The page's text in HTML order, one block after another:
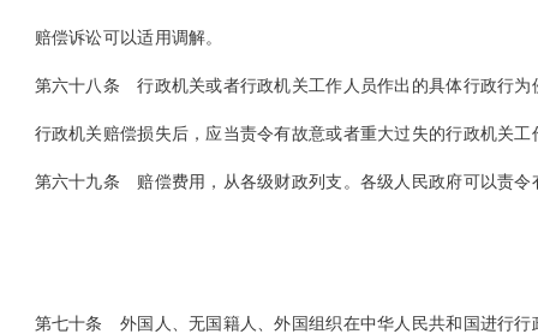
赔偿诉讼可以适用调解。
第六十八条行政机关或者行政机关工作人员作出的具体行政行
行政机关赔偿损失后，应当责令有故意或者重大过失的行政机关工
第六十九条 赔偿费用，从各级财政列支。各级人民政府可以责
第七十条 外国人、无国籍人、外国组织在中华人民共和国进行